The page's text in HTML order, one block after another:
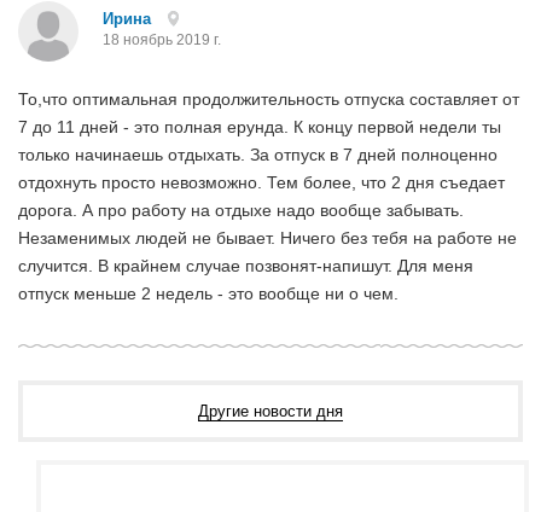
Ирина
18 ноябрь 2019 г.
То,что оптимальная продолжительность отпуска составляет от
7 до 11 дней - это полная ерунда. К концу первой недели ты
только начинаешь отдыхать. За отпуск в 7 дней полноценно
отдохнуть просто невозможно. Тем более, что 2 дня съедает
дорога. А про работу на отдыхе надо вообще забывать.
Незаменимых людей не бывает. Ничего без тебя на работе не
случится. В крайнем случае позвонят-напишут. Для меня
отпуск меньше 2 недель - это вообще ни о чем.
Другие новости дня